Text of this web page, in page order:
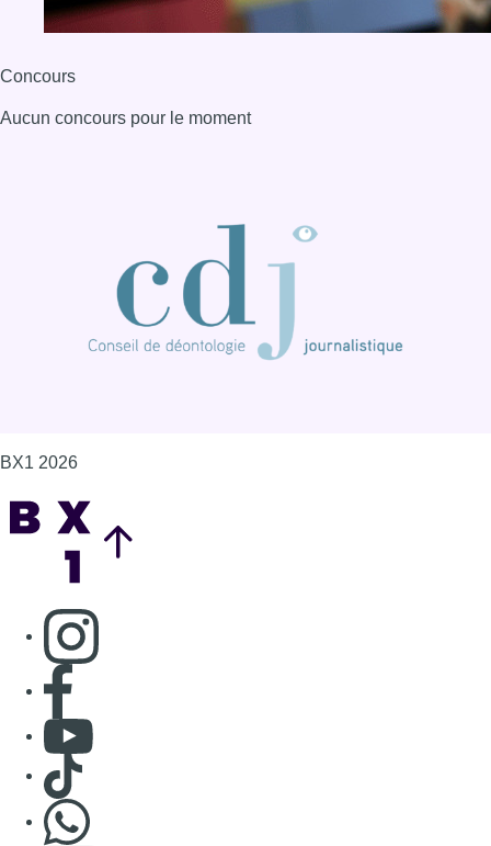
Concours
Aucun concours pour le moment
BX1 2026
Consulter page Instagram
Consulter page Facebook
Consulter Youtube
Consulter TikTok